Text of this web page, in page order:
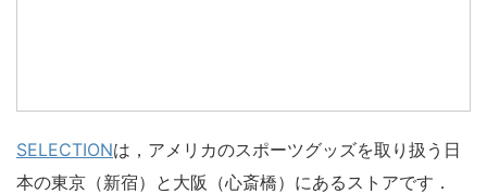
SELECTIONは，アメリカのスポーツグッズを取り扱う日
本の東京（新宿）と大阪（心斎橋）にあるストアです．